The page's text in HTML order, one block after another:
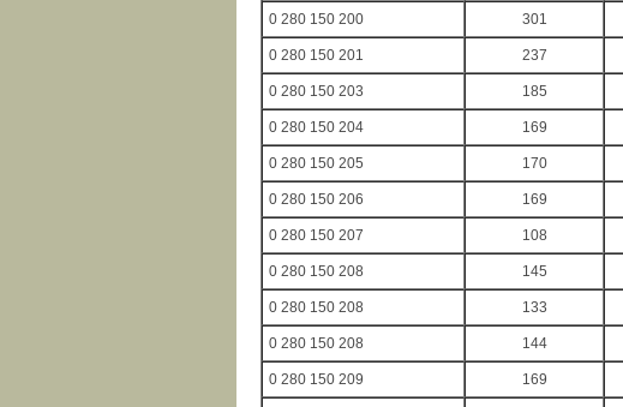
0 280 150 200 301
0 280 150 201 237
0 280 150 203 185
0 280 150 204 169
0 280 150 205 170
0 280 150 206 169
0 280 150 207 108
0 280 150 208 145
0 280 150 208 133
0 280 150 208 144
0 280 150 209 169